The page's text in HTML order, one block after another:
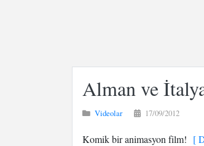
Alman ve
Videolar 17/09/2012
Komik bir animasyon film! [